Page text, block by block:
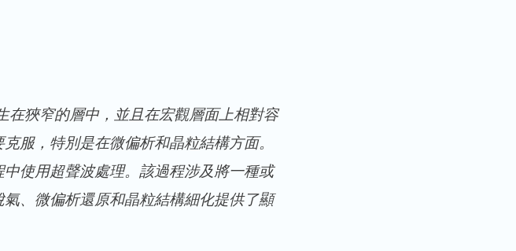
在狹窄的層中，並且在宏觀層面上相對容
服，特別是在微偏析和晶粒結構方面。
使用超聲波處理。該過程涉及將一種或
、微偏析還原和晶粒結構細化提供了顯